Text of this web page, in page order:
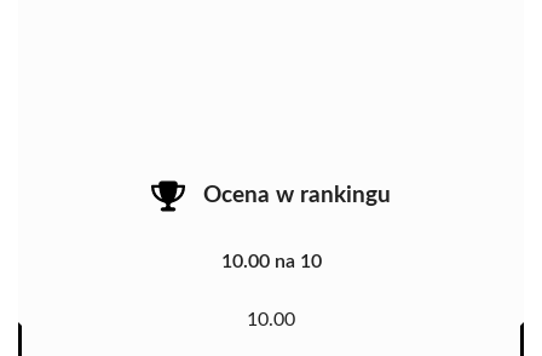
Ocena w rankingu
10.00 na 10
10.00